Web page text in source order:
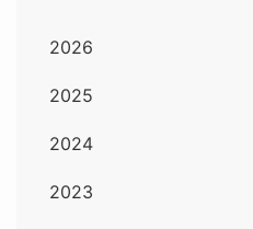
2026
2025
2024
2023